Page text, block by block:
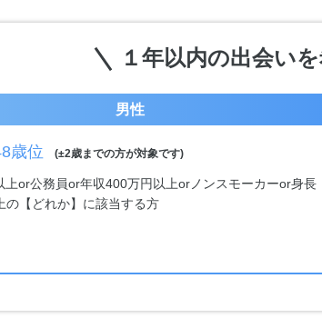
１年以内の出会い
男性
歳位 (±2歳までの方が対象です)
上or公務員or年収400万円以上orノンスモーカーor身長
の【どれか】に該当する方